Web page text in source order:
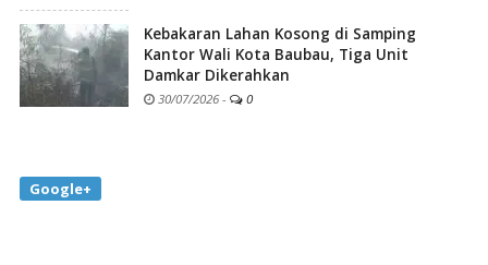
Kebakaran Lahan Kosong di Samping
Kantor Wali Kota Baubau, Tiga Unit
Damkar Dikerahkan
30/07/2026 - 0
Google+